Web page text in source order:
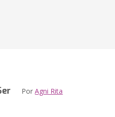
PorAgni Rita